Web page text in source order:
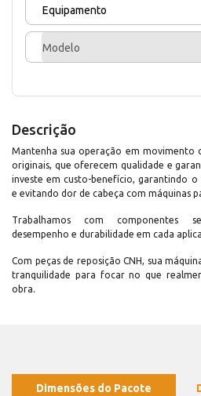
Equipamento
Modelo
Descrição
Mantenha sua operação em movimento
originais, que oferecem qualidade e
investe em custo-benefício, garantindo
e evitando dor de cabeça com máquinas
Trabalhamos com componentes
desempenho e durabilidade em cada
Com peças de reposição CNH, sua
tranquilidade para focar no que
obra.
Dimensões do Pacote